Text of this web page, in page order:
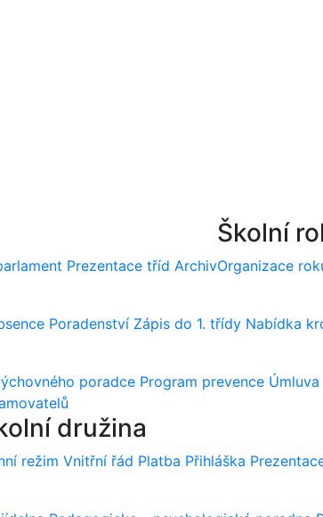
Prezentace tříd Archiv
Školní
Organizace
Poradenství Zápis do 1. třídy Nabídka
poradce Program prevence
družina
režim Vnitřní řád Platba Přihláška